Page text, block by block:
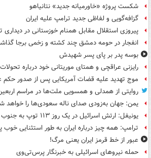
شکست پروژه «خاورمیانه جدید» نتانیاهو
گزافه‌گویی و لفاظی جدید ترامپ علیه ایران
پیروزی استقلال مقابل همنام خوزستانی در دیداری
انفجار در حومه دمشق چند کشته و زخمی برجا
بوسه‌ پدر بر پای پسر شهیدش
رایزنی عراقچی و همتای موریتانی خود درباره
موج تهدید علیه قضات آمریکایی پس از صدور حکم
روایتی از همدلی و همسویی ملت‌ها در مراسم
یمن: جهان به‌زودی صدای ناله سعودی‌ها را خواهد
یونیفل: ارتش اسرائیل در یک روز ۱۱۳ توپ به جنوب لبنان شلیک کرده است
ترامپ: همه چیز درباره ایران به طور استثنایی
عبور از خط قرمز ایران یعنی مرگ!
حمله نیروهای اسرائیلی به خبرنگار پرس‌تی‌وی